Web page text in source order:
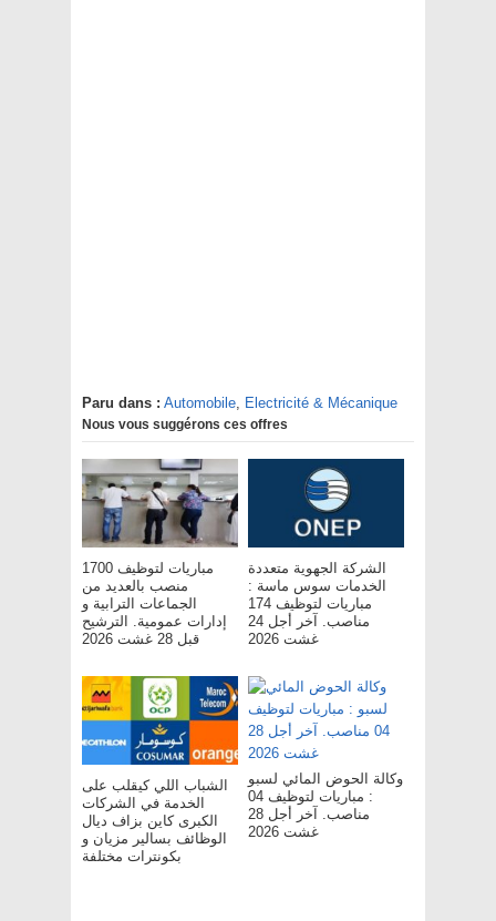
Paru dans : Automobile, Electricité & Mécanique
Nous vous suggérons ces offres
مباريات لتوظيف 1700
منصب بالعديد من
الجماعات الترابية و
إدارات عمومية. الترشيح
قبل 28 غشت 2026
الشركة الجهوية متعددة
الخدمات سوس ماسة :
مباريات لتوظيف 174
مناصب. آخر أجل 24
غشت 2026
الشباب اللي كيقلب على
الخدمة في الشركات
الكبرى كاين بزاف ديال
الوظائف بسالير مزيان و
بكونترات مختلفة
وكالة الحوض المائي لسبو
: مباريات لتوظيف 04
مناصب. آخر أجل 28
غشت 2026